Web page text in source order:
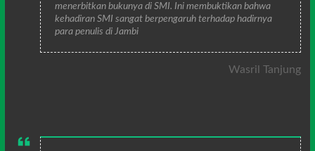
menerbitkan bukunya di SMI. Ini membuktikan bahwa
kehadiran SMI sangat berpengaruh terhadap hadirnya
para penulis di Jambi
Wasril Tanjung